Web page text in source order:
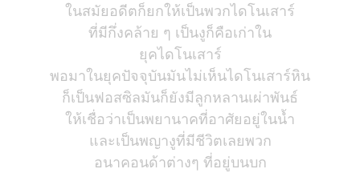
ในสมัยอดีตก็ยกให้เป็นพวกไดโนเสาร์
ที่มีกึ่งคล้าย ๆ เป็นงูก็คือเก่าใน
ยุคไดโนเสาร์
พอมาในยุคปัจจุบันมันไม่เห็นไดโนเสาร์หิน
ก็เป็นฟอสซิลมันก็ยังมีลูกหลานเผ่าพันธ์
ให้เชื่อว่าเป็นพยานาคที่อาศัยอยู่ในน้ำ
และเป็นพญางูที่มีชีวิตเลยพวก
อนาคอนด้าต่างๆ ที่อยู่บนบก